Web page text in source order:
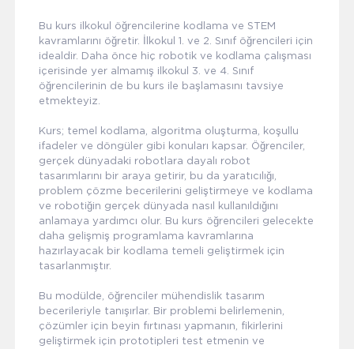
Bu kurs ilkokul öğrencilerine kodlama ve STEM
kavramlarını öğretir. İlkokul 1. ve 2. Sınıf öğrencileri için
idealdir. Daha önce hiç robotik ve kodlama çalışması
içerisinde yer almamış ilkokul 3. ve 4. Sınıf
öğrencilerinin de bu kurs ile başlamasını tavsiye
etmekteyiz.
Kurs; temel kodlama, algoritma oluşturma, koşullu
ifadeler ve döngüler gibi konuları kapsar. Öğrenciler,
gerçek dünyadaki robotlara dayalı robot
tasarımlarını bir araya getirir, bu da yaratıcılığı,
problem çözme becerilerini geliştirmeye ve kodlama
ve robotiğin gerçek dünyada nasıl kullanıldığını
anlamaya yardımcı olur. Bu kurs öğrencileri gelecekte
daha gelişmiş programlama kavramlarına
hazırlayacak bir kodlama temeli geliştirmek için
tasarlanmıştır.
Bu modülde, öğrenciler mühendislik tasarım
becerileriyle tanışırlar. Bir problemi belirlemenin,
çözümler için beyin fırtınası yapmanın, fikirlerini
geliştirmek için prototipleri test etmenin ve